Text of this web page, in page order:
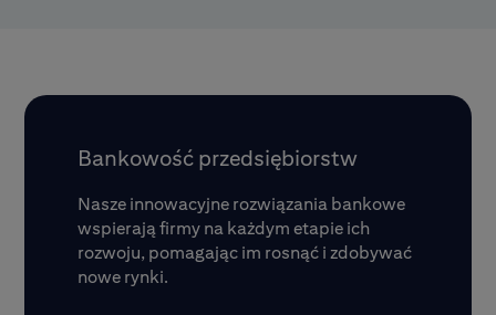
Bankowość przedsiębiorstw
Nasze innowacyjne rozwiązania bankowe
wspierają firmy na każdym etapie ich
rozwoju, pomagając im rosnąć i zdobywać
nowe rynki.